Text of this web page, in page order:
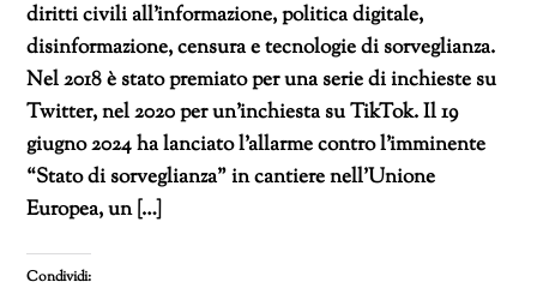
diritti civili all’informazione, politica digitale,
disinformazione, censura e tecnologie di sorveglianza.
Nel 2018 è stato premiato per una serie di inchieste su
Twitter, nel 2020 per un’inchiesta su TikTok. Il 19
giugno 2024 ha lanciato l’allarme contro l’imminente
“Stato di sorveglianza” in cantiere nell’Unione
Europea, un […]
Condividi: